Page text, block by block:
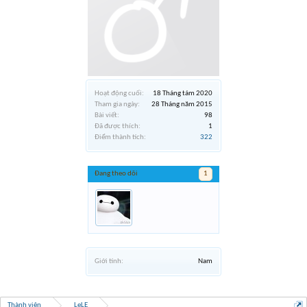
Hoạt động cuối:
18 Tháng tám 2020
Tham gia ngày:
28 Tháng năm 2015
Bài viết:
98
Đã được thích:
1
Điểm thành tích:
322
Đang theo dõi 1
Giới tính: Nam
Thành viên LeLE